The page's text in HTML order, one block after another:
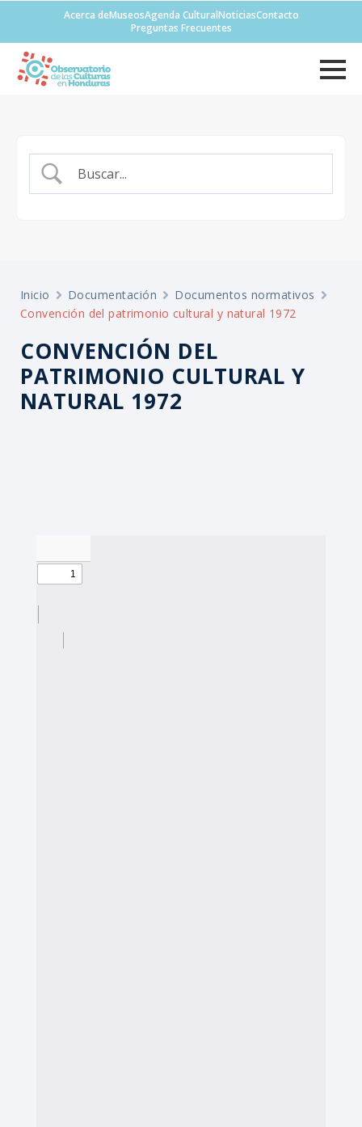
Acerca deMuseosAgenda CulturalNoticiasContacto
Preguntas Frecuentes
Inicio Documentación
Documentos normativos
Convención del patrimonio cultural y natural 1972
CONVENCIÓN DEL
PATRIMONIO CULTURAL Y
NATURAL 1972